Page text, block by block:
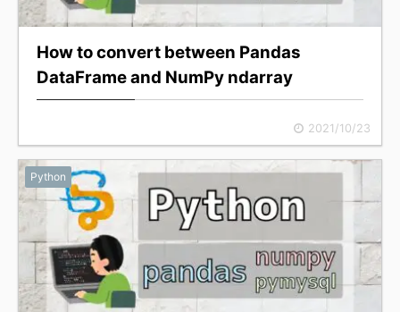
How to convert between Pandas
DataFrame and NumPy ndarray
2021/10/23
Python